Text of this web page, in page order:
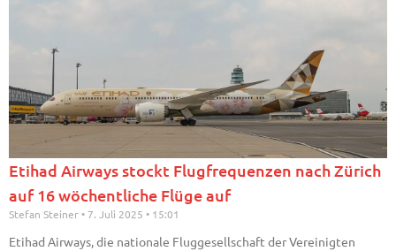
Etihad Airways stockt Flugfrequenzen nach Zürich
auf 16 wöchentliche Flüge auf
Stefan Steiner 7. Juli 2025 15:01
Etihad Airways, die nationale Fluggesellschaft der Vereinigten